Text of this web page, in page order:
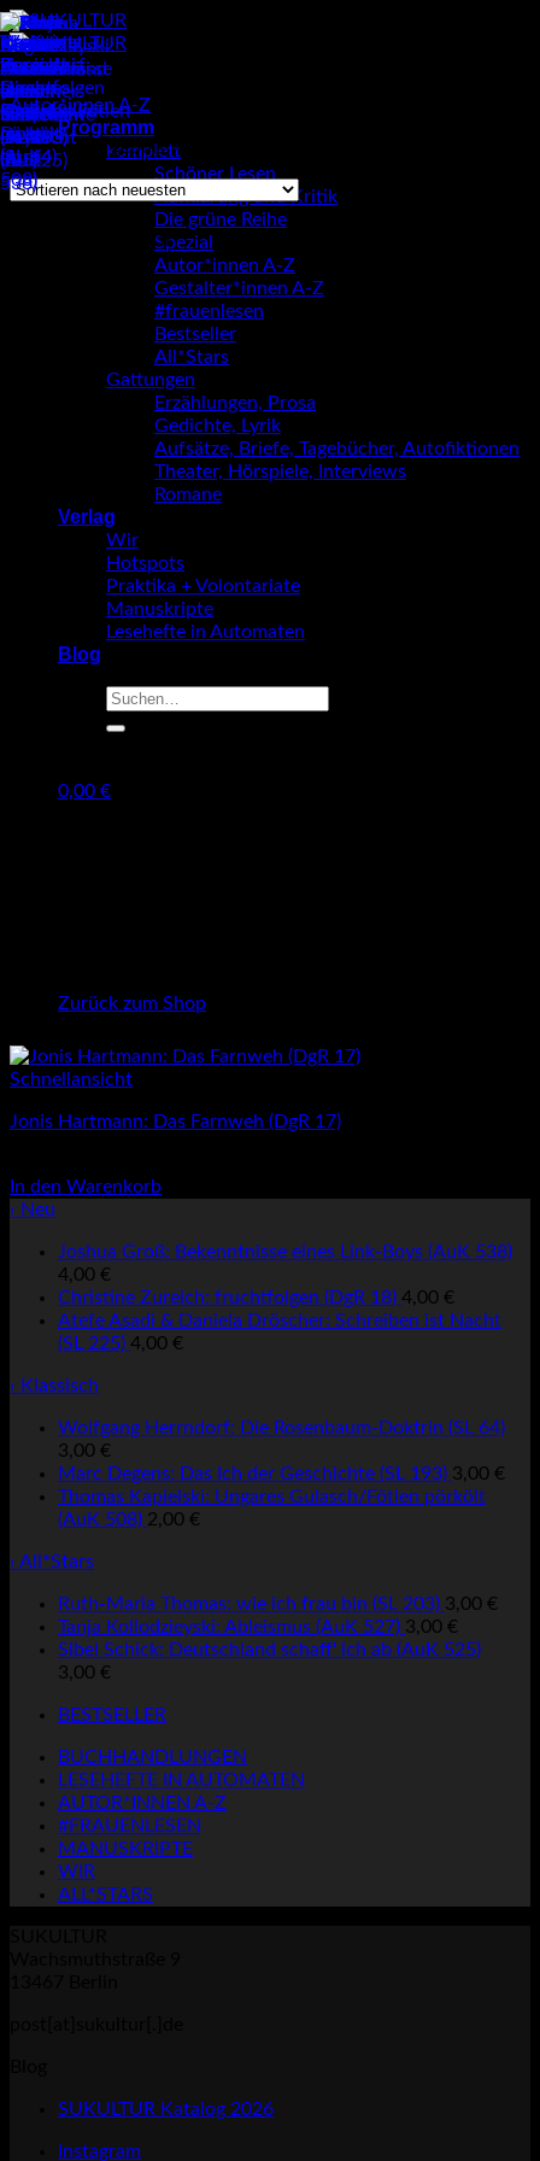
Zum
Inhalt
springen
Programm
komplett
Schöner Lesen
Aufklärung und Kritik
Die grüne Reihe
Spezial
Autor*innen A-Z
Gestalter*innen A-Z
#frauenlesen
Bestseller
All*Stars
Gattungen
Erzählungen, Prosa
Gedichte, Lyrik
Aufsätze, Briefe, Tagebücher, Autofiktionen
Theater, Hörspiele, Interviews
Romane
Verlag
Wir
Hotspots
Praktika + Volontariate
Manuskripte
Lesehefte in Automaten
Blog
Suche
0,00 €
Zurück zum Shop
Autor*innen A-Z
Einzelnes Ergebnis wird angezeigt
Jonis Hartmann
Schnellansicht
Jonis Hartmann: Das Farnweh (DgR 17)
In den Warenkorb
› Neu
Joshua Groß: Bekenntnisse eines Link-Boys (AuK 538)
4,00 €
Christine Zureich: fruchtfolgen (DgR 18) 4,00 €
Atefe Asadi & Daniela Dröscher: Schreiben ist Nacht
(SL 225) 4,00 €
› Klassisch
Wolfgang Herrndorf: Die Rosenbaum-Doktrin (SL 64)
3,00 €
Marc Degens: Das Ich der Geschichte (SL 193) 3,00 €
Thomas Kapielski: Ungares Gulasch/Főtlen pörkölt
(AuK 508) 2,00 €
› All*Stars
Ruth-Maria Thomas: wie ich frau bin (SL 203) 3,00 €
Tanja Kollodzieyski: Ableismus (AuK 527) 3,00 €
Sibel Schick: Deutschland schaff' ich ab (AuK 525)
3,00 €
BESTSELLER
BUCHHANDLUNGEN
LESEHEFTE IN AUTOMATEN
AUTOR*INNEN A-Z
#FRAUENLESEN
MANUSKRIPTE
WIR
ALL*STARS
SUKULTUR Katalog 2026
Instagram